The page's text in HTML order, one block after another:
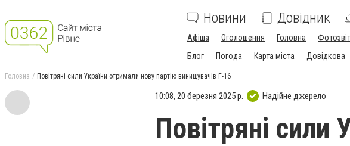
Новини Довідник
Афіша Оголошення Головна
Блог
Погода Карта міста Довідкова
Головна Повітряні сили України отримали нову партію винищувачів F-16
10:08, 20 березня 2025 р. Надійне джерело
Повітряні сили